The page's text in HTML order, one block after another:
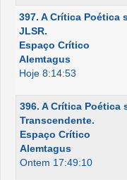
397. A Crítica
JLSR.
Espaço Crítico
Alemtagus
Hoje 8:14:53
396. A Crítica
Transcendente.
Espaço Crítico
Alemtagus
Ontem 17:49:10